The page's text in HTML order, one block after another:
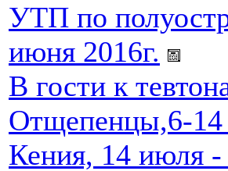
УТП по
июня 2016г.
В гости к
Отщепенцы,6-14
Кения, 14 июля -